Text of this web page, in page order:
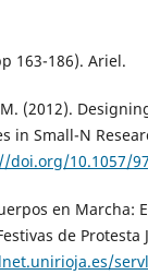
163-186). Ariel.
(2012).
in Small-N
doi.org/10.1057/
en Marcha:
de Protesta